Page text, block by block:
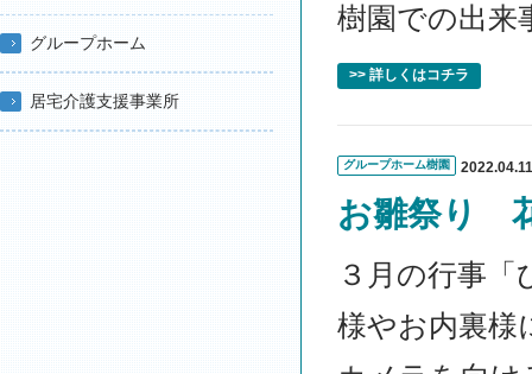
グループホーム
居宅介護支援事業所
樹園での出来
>> 詳しくはコチラ
グループホーム樹園 2022.04.11
お雛祭り
３月の行事
様やお内裏様